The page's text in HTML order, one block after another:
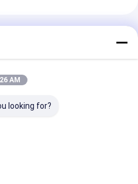
AM
looking for?